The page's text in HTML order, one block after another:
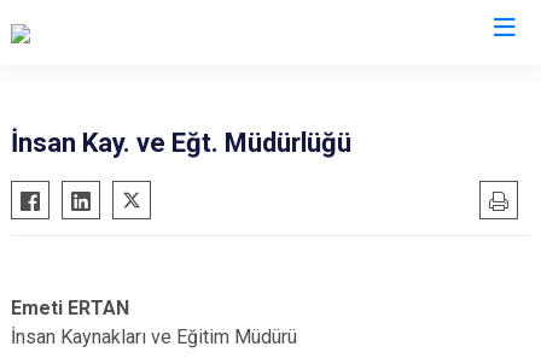
İnsan Kay. ve Eğt. Müdürlüğü
Emeti ERTAN
İnsan Kaynakları ve Eğitim Müdürü